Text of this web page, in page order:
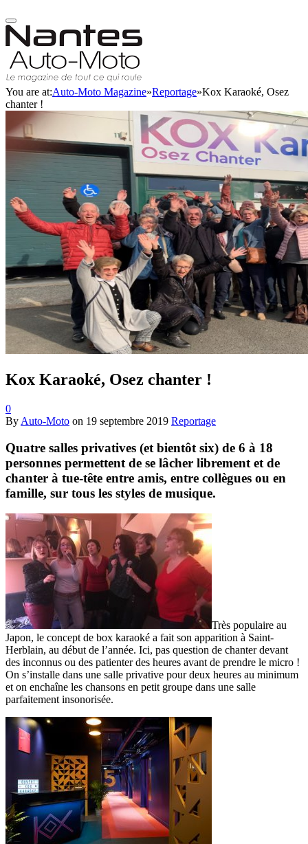
You are at:Auto-Moto Magazine»Reportage»Kox Karaoké, Osez
chanter !
Kox Karaoké, Osez chanter !
0
By Auto-Moto on 19 septembre 2019 Reportage
Quatre salles privatives (et bientôt six) de 6 à 18
personnes permettent de se lâcher librement et de
chanter à tue-tête entre amis, entre collègues ou en
famille, sur tous les styles de musique.
Très populaire au
Japon, le concept de box karaoké a fait son apparition à Saint-
Herblain, au début de l’année. Ici, pas question de chanter devant
des inconnus ou des patienter des heures avant de prendre le micro !
On s’installe dans une salle privative pour deux heures au minimum
et on enchaîne les chansons en petit groupe dans une salle
parfaitement insonorisée.